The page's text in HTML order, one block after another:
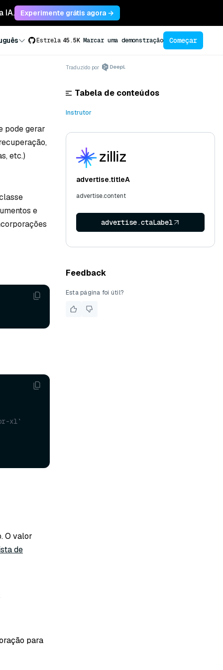
IA. Experimente grátis agora →
Estrela 45.5K Marcar uma demonstração Começar
pode gerar
etc.)
e
xl`
O valor
de
para
Traduzido por
Tabela de conteúdos
Instrutor
advertise.titleA
advertise.content
advertise.ctaLabel
Feedback
Esta página foi útil?